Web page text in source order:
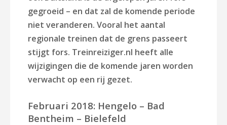
gegroeid – en dat zal de komende periode
niet veranderen. Vooral het aantal
regionale treinen dat de grens passeert
stijgt fors. Treinreiziger.nl heeft alle
wijzigingen die de komende jaren worden
verwacht op een rij gezet.
Februari 2018: Hengelo – Bad
Bentheim – Bielefeld